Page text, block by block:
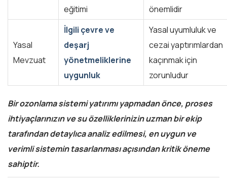
eğitimi
önemlidir
Yasal
Mevzuat
İlgili çevre ve
deşarj
yönetmeliklerine
uygunluk
Yasal uyumluluk ve
cezai yaptırımlardan
kaçınmak için
zorunludur
Bir ozonlama sistemi yatırımı yapmadan önce, proses
ihtiyaçlarınızın ve su özelliklerinizin uzman bir ekip
tarafından detaylıca analiz edilmesi, en uygun ve
verimli sistemin tasarlanması açısından kritik öneme
sahiptir.